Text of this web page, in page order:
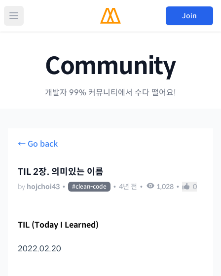
Join
Community
개발자 99% 커뮤니티에서 수다 떨어요!
← Go back
TIL 2장. 의미있는 이름
by hojchoi43 • #clean-code • 4년 전 • 1,028 • 0
TIL (Today I Learned)
2022.02.20